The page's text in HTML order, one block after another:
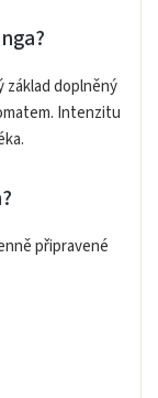
základ doplněný
Intenzitu
připravené